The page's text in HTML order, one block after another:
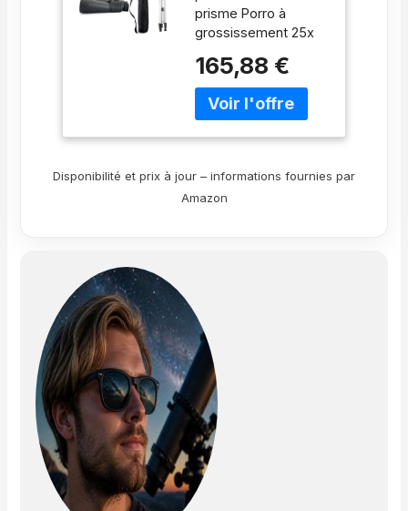
Trépied ultraléger
152 cm avec Sac
Inclus
prisme Porro à
grossissement 25x
point ultra nette dans
le champ de vision
produit 1: La lentille
dans des conditions
produit 1: Optiques
multicouches pour
des vues terrestres
et astronomiques
nettes et claires
produit 2: Compatible
avec les
caméscopes et
appareils photo d'un
poids maximum de 3
165,88 €
Disponibilité et prix à jour – informations fournies par
Amazon